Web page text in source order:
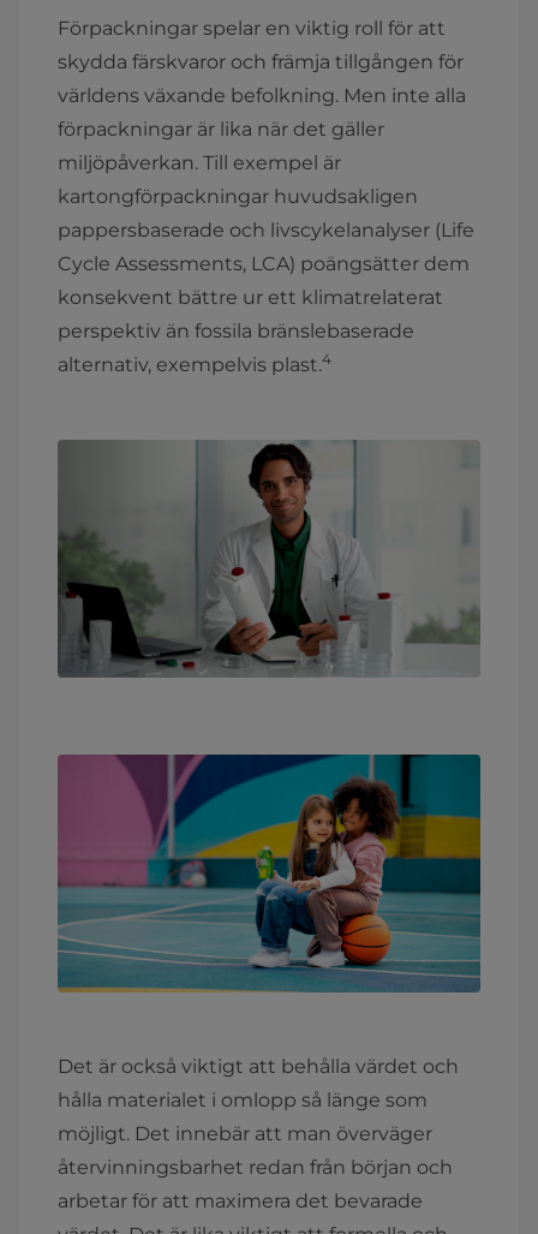
Förpackningar spelar en viktig roll för att
skydda färskvaror och främja tillgången för
världens växande befolkning. Men inte alla
förpackningar är lika när det gäller
miljöpåverkan. Till exempel är
kartongförpackningar huvudsakligen
pappersbaserade och livscykelanalyser (Life
Cycle Assessments, LCA) poängsätter dem
konsekvent bättre ur ett klimatrelaterat
perspektiv än fossila bränslebaserade
alternativ, exempelvis plast.4
Det är också viktigt att behålla värdet och
hålla materialet i omlopp så länge som
möjligt. Det innebär att man överväger
återvinningsbarhet redan från början och
arbetar för att maximera det bevarade